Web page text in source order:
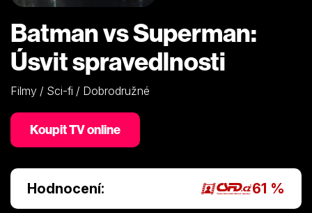
Batman vs Superman:
Úsvit spravedlnosti
Filmy / Sci-fi / Dobrodružné
Koupit TV online
Hodnocení: 61 %